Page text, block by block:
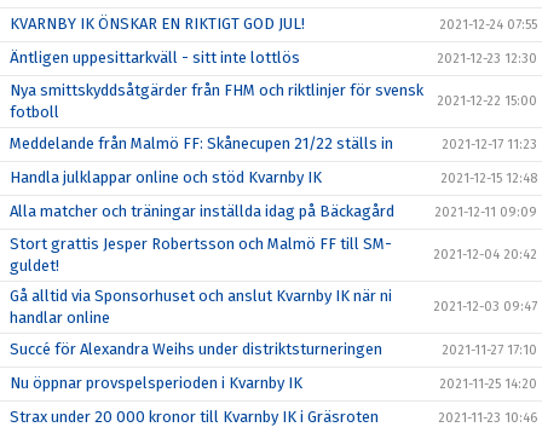
KVARNBY IK ÖNSKAR EN RIKTIGT GOD JUL! 2021-12-24 07:55
Äntligen uppesittarkväll - sitt inte lottlös 2021-12-23 12:30
Nya smittskyddsåtgärder från FHM och riktlinjer för svensk
fotboll
2021-12-22 15:00
Meddelande från Malmö FF: Skånecupen 21/22 ställs in 2021-12-17 11:23
Handla julklappar online och stöd Kvarnby IK 2021-12-15 12:48
Alla matcher och träningar inställda idag på Bäckagård 2021-12-11 09:09
Stort grattis Jesper Robertsson och Malmö FF till SM-
guldet!
2021-12-04 20:42
Gå alltid via Sponsorhuset och anslut Kvarnby IK när ni
handlar online
2021-12-03 09:47
Succé för Alexandra Weihs under distriktsturneringen 2021-11-27 17:10
Nu öppnar provspelsperioden i Kvarnby IK 2021-11-25 14:20
Strax under 20 000 kronor till Kvarnby IK i Gräsroten 2021-11-23 10:46